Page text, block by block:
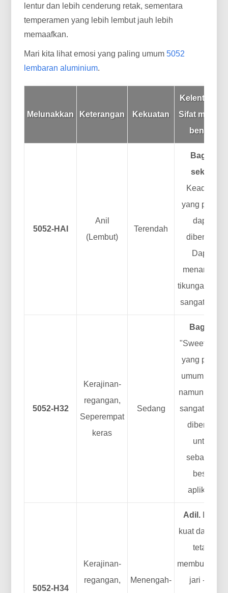
lentur dan lebih cenderung retak, sementara
temperamen yang lebih lembut jauh lebih
memaafkan.
Mari kita lihat emosi yang paling umum5052
lembaran aluminium.
Melunakkan Keterangan Kekuatan
Kelenturan /
Sifat mampu
bentuk
5052-HAI
Anil
(Lembut)
Terendah
Bagus
sekali.
Keadaan
yang paling
dapat
dibentuk.
Dapat
menangani
tikungan yang
sangat ketat.
5052-H32
Kerajinan-
regangan,
Seperempat
keras
Sedang
Bagus.
"Sweet spot"
yang paling
umum. Kuat
namun masih
sangat dapat
dibentuk
untuk
sebagian
besar
aplikasi.
5052-H34
Kerajinan-
regangan,
Menengah-
Adil.Lebih
kuat dari H32
tetapi
jari -jari